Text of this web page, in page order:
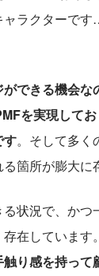
ャラクターで
できる機会な
を実現して
す。そして多く
箇所が膨大に
状況で、かつ
在しています。
り感を持って